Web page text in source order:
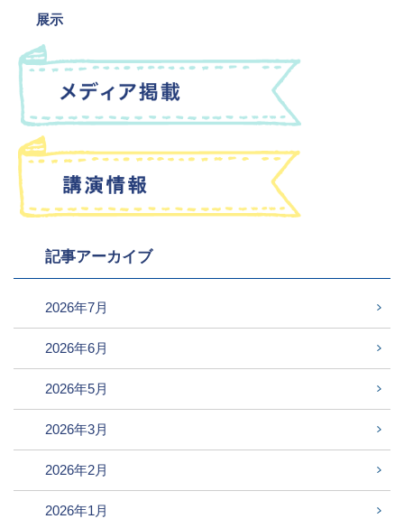
展示
記事アーカイブ
2026年7月
2026年6月
2026年5月
2026年3月
2026年2月
2026年1月